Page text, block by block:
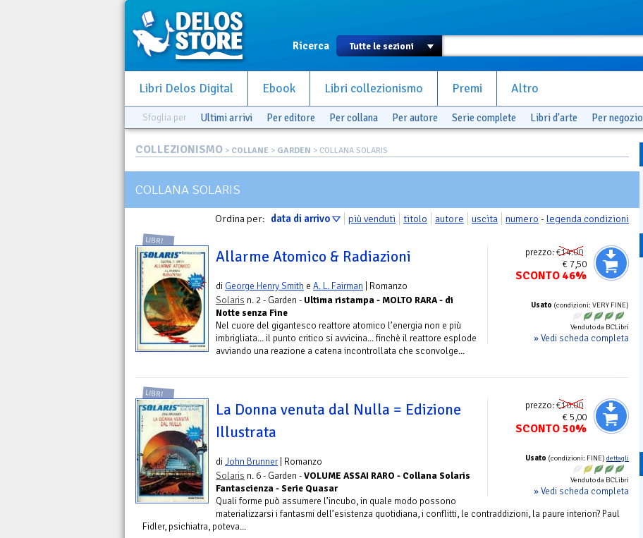
Ricerca
Libri Delos Digital Ebook Libri collezionismo Premi Altro
Sfoglia per Ultimi arrivi Per editore Per collana Per autore Serie complete Libri d'arte Per negozio
COLLEZIONISMO > COLLANE > GARDEN > COLLANA SOLARIS
COLLANA SOLARIS
Ordina per: data di arrivo più venduti titolo autore uscita numero -legenda condizioni
prezzo:€14.00
€ 7,50
SCONTO 46%
Usato (condizioni: VERY FINE)
Venduto da BCLibri
» Vedi scheda completa
LIBRI
Allarme Atomico & Radiazioni
di George Henry Smith e A. L. Fairman | Romanzo
Solaris n. 2 - Garden - Ultima ristampa - MOLTO RARA - di
Notte senza Fine
Nel cuore del gigantesco reattore atomico l’energia non e più
imbrigliata... il punto critico si avvicina... finchè il reattore esplode
avviando una reazione a catena incontrollata che sconvolge...
prezzo:€10.00
€ 5,00
SCONTO 50%
Usato (condizioni: FINE) dettagli
Venduto da BCLibri
» Vedi scheda completa
LIBRI
La Donna venuta dal Nulla = Edizione
Illustrata
diJohn Brunner| Romanzo
Solaris n. 6 - Garden -VOLUME ASSAI RARO - Collana Solaris
Fantascienza - Serie Quasar
Quali forme può assumere l’incubo, in quale modo possono
materializzarsi i fantasmi dell’esistenza quotidiana, i conflitti, le contraddizioni, la paure interiori? Paul
Fidler, psichiatra, poteva...